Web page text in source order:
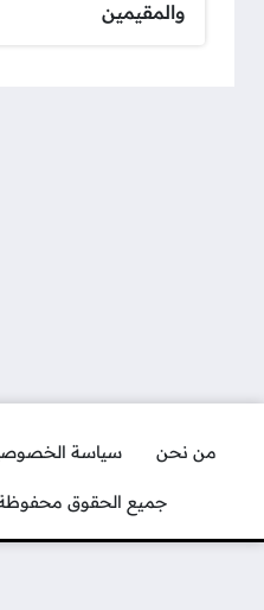
والمقيمين
من نحن سياسة
جميع الحقوق محفوظة © 2026 - صوت